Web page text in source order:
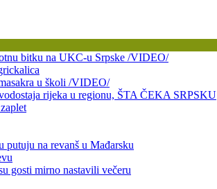
bitku na UKC-u Srpske /VIDEO/
u školi /VIDEO/
rijeka u regionu, ŠTA ČEKA SRPSKU
putuju na revanš u Mađarsku
gosti mirno nastavili večeru